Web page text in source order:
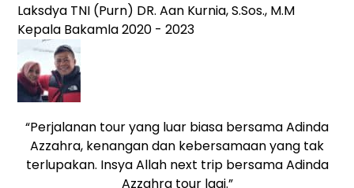
Laksdya TNI (Purn) DR. Aan Kurnia, S.Sos., M.M
Kepala Bakamla 2020 - 2023
“Perjalanan tour yang luar biasa bersama Adinda
Azzahra, kenangan dan kebersamaan yang tak
terlupakan. Insya Allah next trip bersama Adinda
Azzahra tour lagi.”